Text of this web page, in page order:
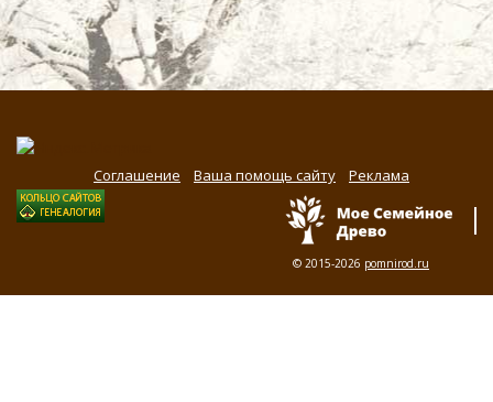
Соглашение Ваша помощь сайту Реклама
© 2015-2026 pomnirod.ru